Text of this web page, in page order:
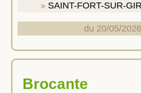
SAINT-FORT-SUR-
du 20/05/
Brocante